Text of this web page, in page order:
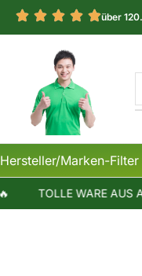
über
Hersteller/Marken-Filter
TOLLE WARE AUS